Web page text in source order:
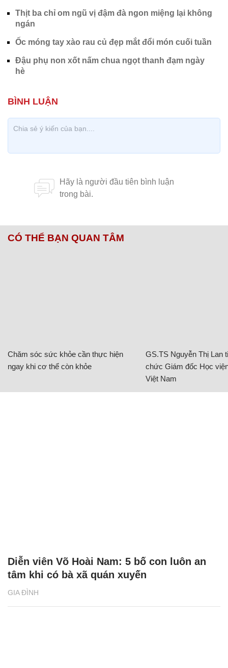
Thịt ba chỉ om ngũ vị đậm đà ngon miệng lại không
ngán
Ốc móng tay xào rau củ đẹp mắt đổi món cuối tuần
Đậu phụ non xốt nấm chua ngọt thanh đạm ngày
hè
CÓ THỂ BẠN QUAN TÂM
Chăm sóc sức khỏe cần thực hiện
ngay khi cơ thể còn khỏe
GS.TS Nguyễn Thị Lan
chức Giám đốc Học
Việt Nam
GIA ĐÌNH
Diễn viên Võ Hoài Nam: 5 bố con luôn an
tâm khi có bà xã quán xuyến